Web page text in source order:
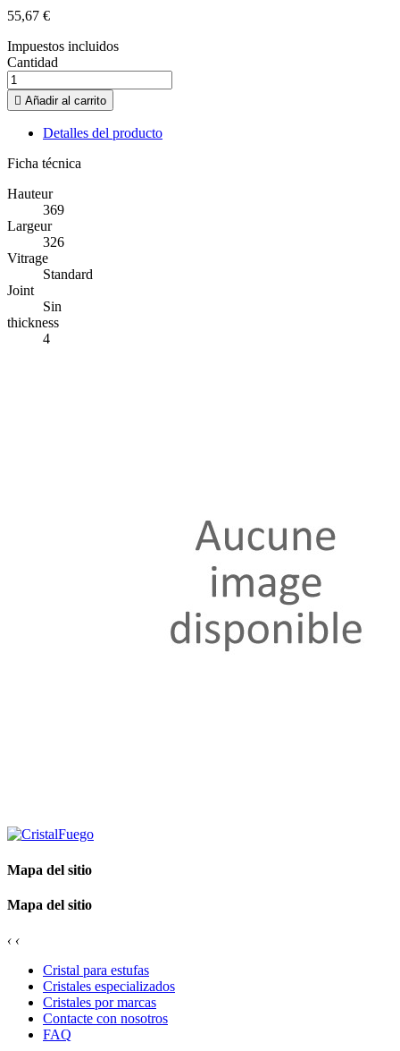
55,67 €
Impuestos incluidos
Cantidad
 Añadir al carrito
Detalles del producto
Ficha técnica
Hauteur
369
Largeur
326
Vitrage
Standard
Joint
Sin
thickness
4
Mapa del sitio
Mapa del sitio
‹ ‹
Cristal para estufas
Cristales especializados
Cristales por marcas
Contacte con nosotros
FAQ